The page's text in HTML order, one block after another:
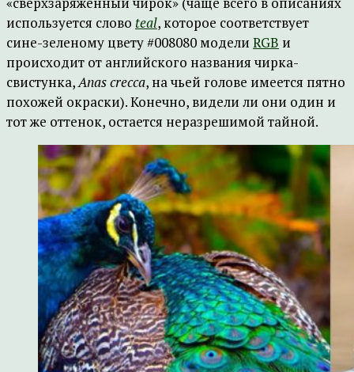
используется слово teal, которое соответствует
сине-зеленому цвету #008080 модели RGB и
происходит от английского названия чирка-
свистунка,Anas crecca, на чьей голове имеется пятно
похожей окраски). Конечно, видели ли они один и
тот же оттенок, остается неразрешимой тайной.